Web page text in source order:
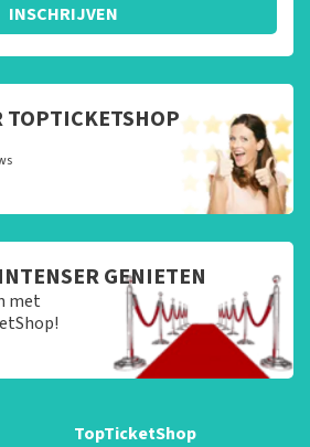
INSCHRIJVEN
TOPTICKETSHOP
GENIETEN
met
TopTicketShop